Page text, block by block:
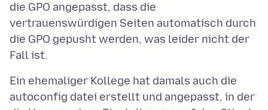
die GPO angepasst, dass die
vertrauenswürdigen Seiten automatisch durch
die GPO gepusht werden, was leider nicht der
Ein ehemaliger Kollege hat damals auch die
autoconfig datei erstellt und angepasst, in der